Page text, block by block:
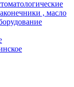
, масло